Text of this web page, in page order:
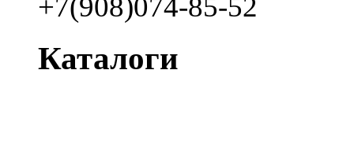
+7(908)074-85-52
Каталоги